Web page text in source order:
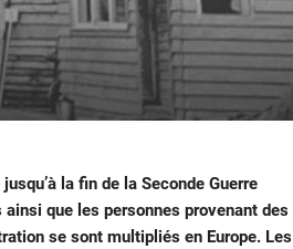
la fin de la Seconde Guerre
que les personnes provenant des
se sont multipliés en Europe. Les